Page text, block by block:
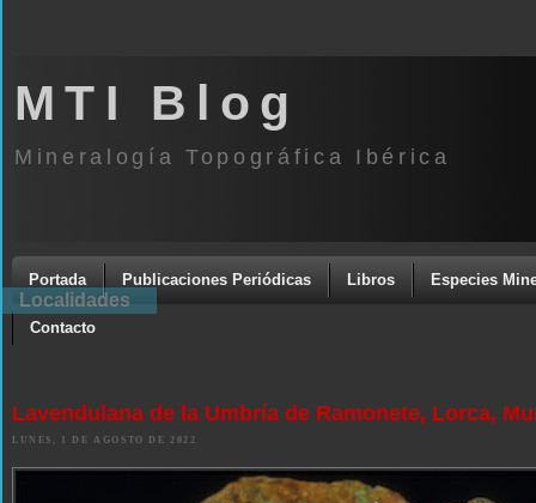
MTI Blog
Mineralogía Topográfica Ibérica
Portada Publicaciones Periódicas Libros Especies
Contacto
Lavendulana de la Umbría de Ramonete, Lorca,
LUNES, 1 DE AGOSTO DE 2022
Localidades